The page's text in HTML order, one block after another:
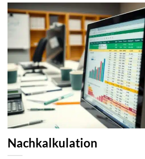
Nachkalkulation